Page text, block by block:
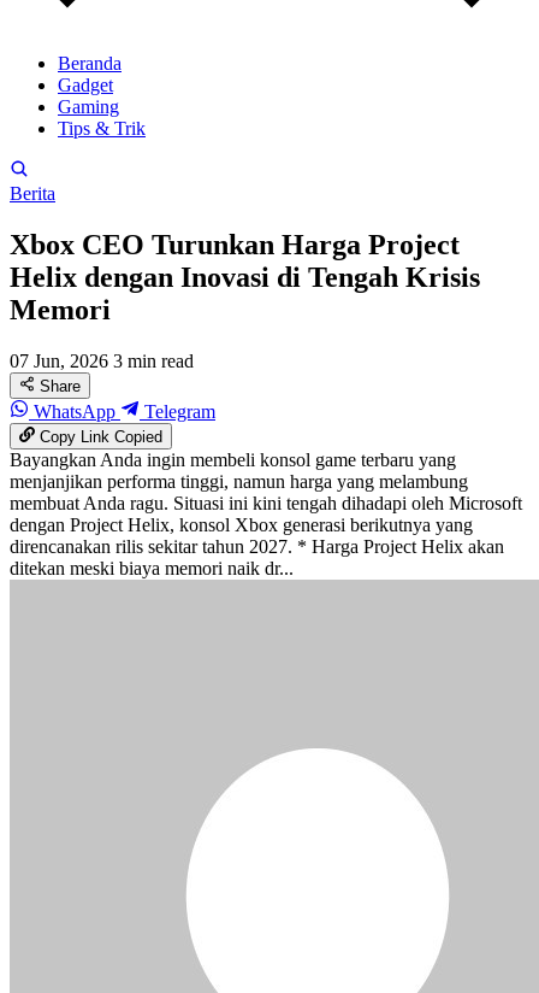
Beranda
Gadget
Gaming
Tips & Trik
Berita
Xbox CEO Turunkan Harga Project
Helix dengan Inovasi di Tengah Krisis
Memori
07 Jun, 2026 3 min read
Share
WhatsApp Telegram
Copy LinkCopied
Bayangkan Anda ingin membeli konsol game terbaru yang
menjanjikan performa tinggi, namun harga yang melambung
membuat Anda ragu. Situasi ini kini tengah dihadapi oleh Microsoft
dengan Project Helix, konsol Xbox generasi berikutnya yang
direncanakan rilis sekitar tahun 2027. * Harga Project Helix akan
ditekan meski biaya memori naik dr...